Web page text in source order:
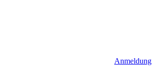
Anmeldung